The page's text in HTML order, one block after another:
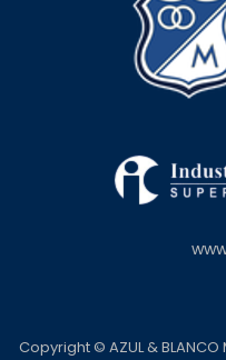
Copyright © AZUL & BLANCO